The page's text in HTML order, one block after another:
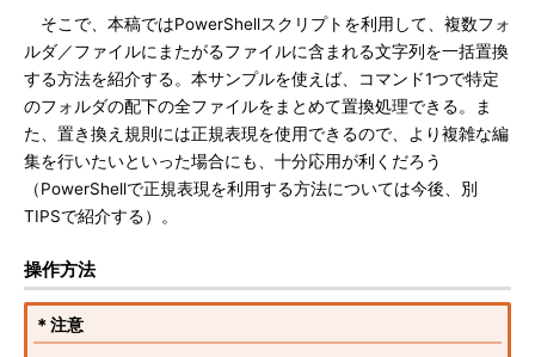
そこで、本稿ではPowerShellスクリプトを利用して、複数フォ
ルダ／ファイルにまたがるファイルに含まれる文字列を一括置換
する方法を紹介する。本サンプルを使えば、コマンド1つで特定
のフォルダの配下の全ファイルをまとめて置換処理できる。ま
た、置き換え規則には正規表現を使用できるので、より複雑な編
集を行いたいといった場合にも、十分応用が利くだろう
（PowerShellで正規表現を利用する方法については今後、別
TIPSで紹介する）。
操作方法
＊注意